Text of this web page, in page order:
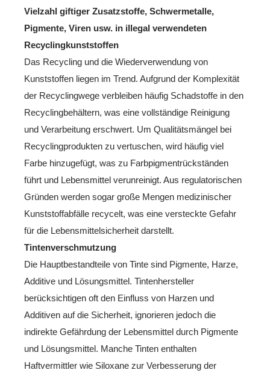
Vielzahl giftiger Zusatzstoffe, Schwermetalle,
Pigmente, Viren usw. in illegal verwendeten
Recyclingkunststoffen
Das Recycling und die Wiederverwendung von
Kunststoffen liegen im Trend. Aufgrund der Komplexität
der Recyclingwege verbleiben häufig Schadstoffe in den
Recyclingbehältern, was eine vollständige Reinigung
und Verarbeitung erschwert. Um Qualitätsmängel bei
Recyclingprodukten zu vertuschen, wird häufig viel
Farbe hinzugefügt, was zu Farbpigmentrückständen
führt und Lebensmittel verunreinigt. Aus regulatorischen
Gründen werden sogar große Mengen medizinischer
Kunststoffabfälle recycelt, was eine versteckte Gefahr
für die Lebensmittelsicherheit darstellt.
Tintenverschmutzung
Die Hauptbestandteile von Tinte sind Pigmente, Harze,
Additive und Lösungsmittel. Tintenhersteller
berücksichtigen oft den Einfluss von Harzen und
Additiven auf die Sicherheit, ignorieren jedoch die
indirekte Gefährdung der Lebensmittel durch Pigmente
und Lösungsmittel. Manche Tinten enthalten
Haftvermittler wie Siloxane zur Verbesserung der